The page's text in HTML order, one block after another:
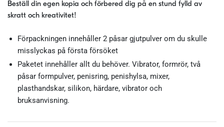
Beställ din egen kopia och förbered dig på en stund fylld av
skratt och kreativitet!
Förpackningen innehåller 2 påsar gjutpulver om du skulle
misslyckas på första försöket
Paketet innehåller allt du behöver. Vibrator, formrör, två
påsar formpulver, penisring, penishylsa, mixer,
plasthandskar, silikon, härdare, vibrator och
bruksanvisning.